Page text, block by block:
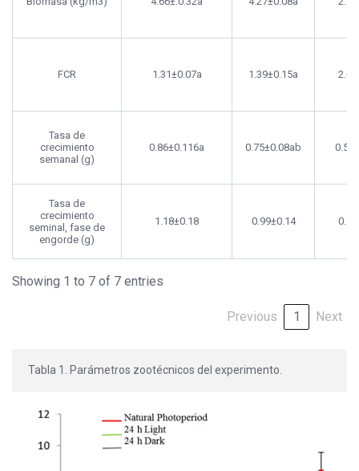
FCR 1.31±0.07a 1.39±0.15a
Tasa de
crecimiento
semanal (g)
0.86±0.116a 0.75±0.08ab
Tasa de
crecimiento
seminal, fase de
engorde (g)
1.18±0.18 0.99±0.14
Showing 1 to 7 of 7 entries
Previous 1 Next
Tabla 1. Parámetros zootécnicos del experimento.